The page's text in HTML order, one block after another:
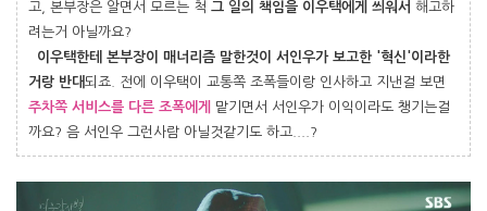
고, 본부장은 알면서 모르는 척 그 일의 책임을 이우택에게 씌워서 해고하
려는거 아닐까요?
이우택한테 본부장이 매너리즘 말한것이 서인우가 보고한 '혁신'이라한
거랑 반대되죠. 전에 이우택이 교통쪽 조폭들이랑 인사하고 지낸걸 보면
주차쪽 서비스를 다른 조폭에게
맡기면서 서인우가 이익이라도 챙기는걸
까요? 음 서인우 그런사람 아닐것같기도 하고....?